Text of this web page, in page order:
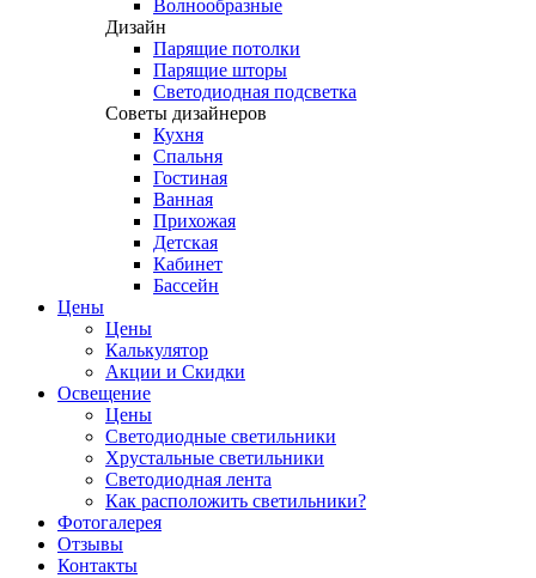
Волнообразные
Дизайн
Парящие потолки
Парящие шторы
Светодиодная подсветка
Советы дизайнеров
Кухня
Спальня
Гостиная
Ванная
Прихожая
Детская
Кабинет
Бассейн
Цены
Цены
Калькулятор
Акции и Скидки
Освещение
Цены
Светодиодные светильники
Хрустальные светильники
Светодиодная лента
Как расположить светильники?
Фотогалерея
Отзывы
Контакты